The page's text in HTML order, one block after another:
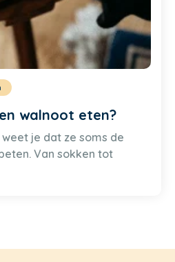
walnoot eten?
je dat ze soms de
Van sokken tot